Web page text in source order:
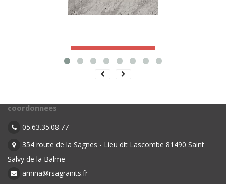
Accéder à la fiche produit
coordonnees
05.63.35.08.77
354 route de la Sagnes - Lieu dit Lascombe 81490 Saint
Salvy de la Balme
amina@rsagranits.fr